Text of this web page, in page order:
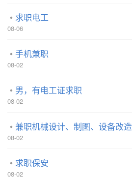
求职电工
08-06
手机兼职
08-02
男，有电工证求职
08-02
兼职机械设计、制图、设备改造
08-02
求职保安
08-02